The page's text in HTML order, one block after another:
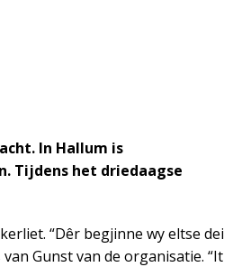
In Hallum is
Tijdens het driedaagse
“Dêr begjinne wy eltse dei
Gunst van de organisatie. “It